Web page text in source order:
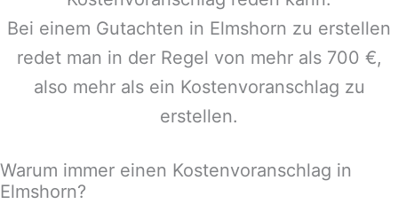
Bei einem Gutachten in Elmshorn zu erstellen
redet man in der Regel von mehr als 700 €,
also mehr als ein Kostenvoranschlag zu
erstellen.
Warum immer einen Kostenvoranschlag in
Elmshorn?